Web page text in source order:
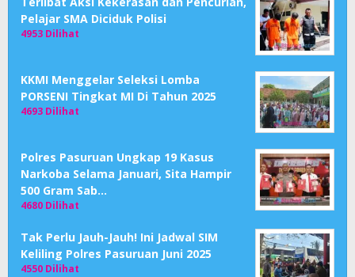
Pelajar SMA Diciduk Polisi
4953 Dilihat
KKMI Menggelar Seleksi Lomba
PORSENI Tingkat MI Di Tahun 2025
4693 Dilihat
Polres Pasuruan Ungkap 19 Kasus
Narkoba Selama Januari, Sita Hampir
500 Gram Sab…
4680 Dilihat
Tak Perlu Jauh-Jauh! Ini Jadwal SIM
Keliling Polres Pasuruan Juni 2025
4550 Dilihat